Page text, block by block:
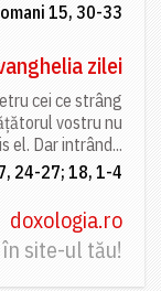
15, 30-33
zilei
cei ce strâng
vostru nu
el. Dar intrând...
24-27; 18, 1-4
doxologia.ro
site-ul tău!